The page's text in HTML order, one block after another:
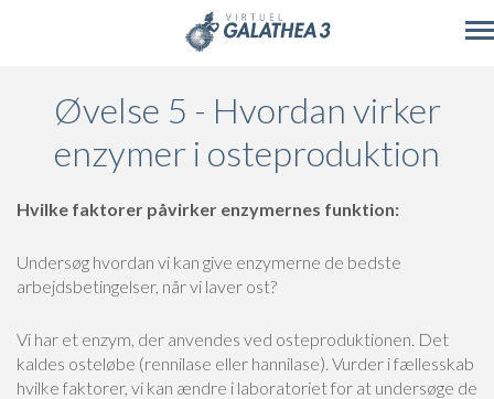
Øvelse 5 - Hvordan virker
enzymer i osteproduktion
Hvilke faktorer påvirker enzymernes funktion:
Undersøg hvordan vi kan give enzymerne de bedste
arbejdsbetingelser, når vi laver ost?
Vi har et enzym, der anvendes ved osteproduktionen. Det
kaldes osteløbe (rennilase eller hannilase). Vurder i fællesskab
hvilke faktorer, vi kan ændre i laboratoriet for at undersøge de